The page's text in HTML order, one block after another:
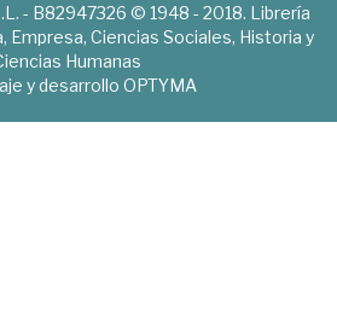
- B82947326 © 1948 - 2018. Librería
Empresa, Ciencias Sociales, Historia y
Humanas
y desarrollo OPTYMA